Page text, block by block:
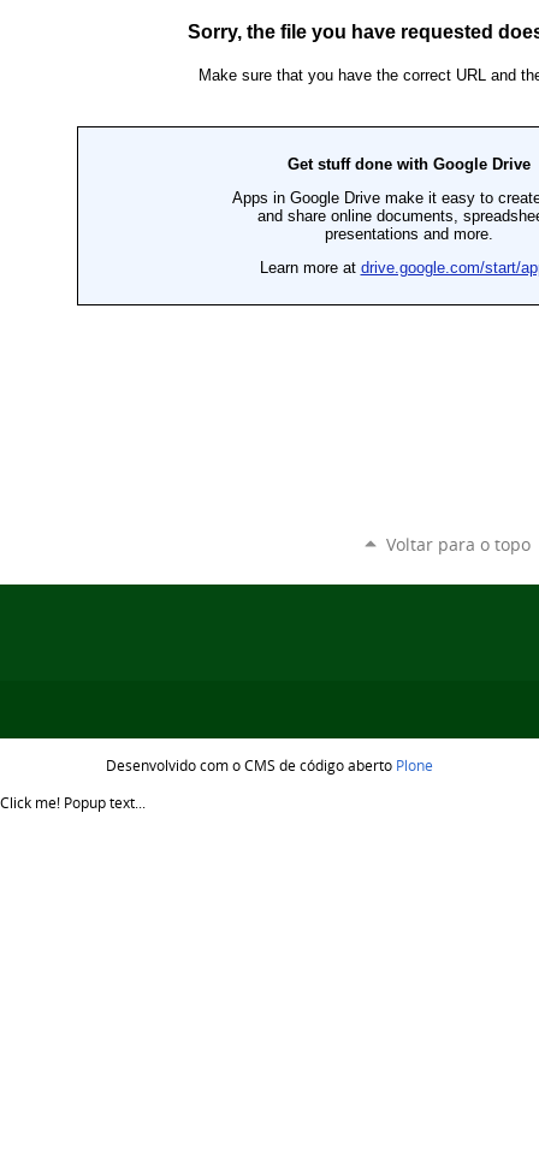
Voltar para o topo
Desenvolvido com o CMS de código aberto Plone
Click me! Popup text...